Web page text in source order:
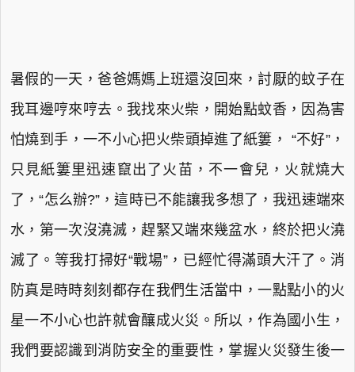
暑假的一天，爸爸媽媽上班還沒回來，討厭的蚊子在
我耳邊哼來哼去。我找來火柴，開始點蚊香，因為害
怕燒到手，一不小心把火柴頭掉進了紙簍， “不好”，
只見紙簍里迅速竄出了火苗，不一會兒，火就燒大
了，“怎么辦?”，這時已不能讓我多想了，我迅速端來
水，第一次沒澆滅，趕緊又端來幾盆水，終於把火澆
滅了。等我打掃好“戰場”，已經忙得滿頭大汗了。消
防真是時時刻刻都存在我們生活當中，一點點小的火
星一不小心也許就會釀成火災。所以，作為國小生，
我們要認識到消防安全的重要性，掌握火災發生後一